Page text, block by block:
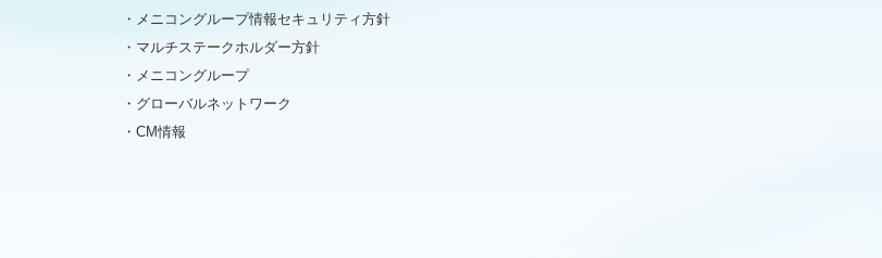
メニコングループ情報セキュリティ方針
マルチステークホルダー方針
メニコングループ
グローバルネットワーク
CM情報